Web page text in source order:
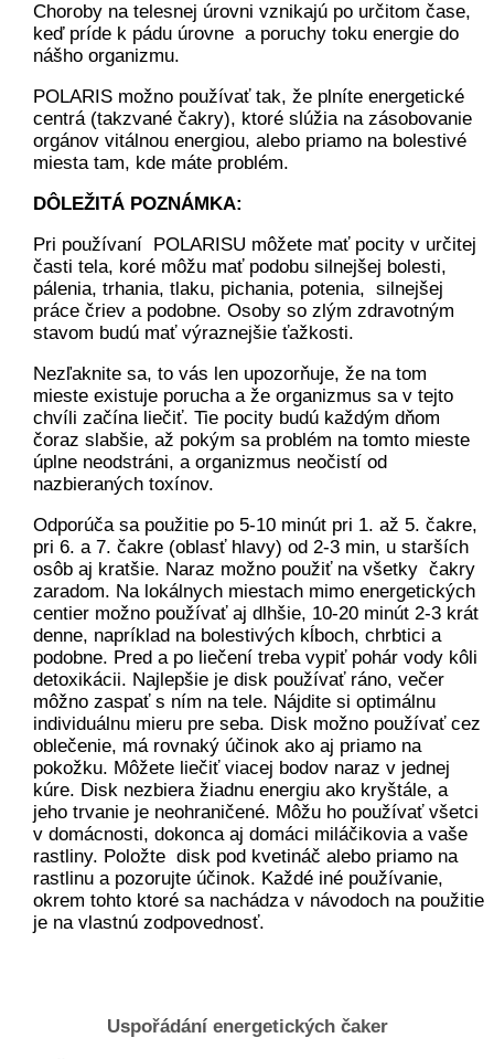
Choroby na telesnej úrovni vznikajú po určitom čase,
keď príde k pádu úrovne a poruchy toku energie do
nášho organizmu.
POLARIS možno používať tak, že plníte energetické
centrá (takzvané čakry), ktoré slúžia na zásobovanie
orgánov vitálnou energiou, alebo priamo na bolestivé
miesta tam, kde máte problém.
DÔLEŽITÁ POZNÁMKA:
Pri používaní POLARISU môžete mať pocity v určitej
časti tela, koré môžu mať podobu silnejšej bolesti,
pálenia, trhania, tlaku, pichania, potenia, silnejšej
práce čriev a podobne. Osoby so zlým zdravotným
stavom budú mať výraznejšie ťažkosti.
Nezľaknite sa, to vás len upozorňuje, že na tom
mieste existuje porucha a že organizmus sa v tejto
chvíli začína liečiť. Tie pocity budú každým dňom
čoraz slabšie, až pokým sa problém na tomto mieste
úplne neodstráni, a organizmus neočistí od
nazbieraných toxínov.
Odporúča sa použitie po 5-10 minút pri 1. až 5. čakre,
pri 6. a 7. čakre (oblasť hlavy) od 2-3 min, u starších
osôb aj kratšie. Naraz možno použiť na všetky čakry
zaradom. Na lokálnych miestach mimo energetických
centier možno používať aj dlhšie, 10-20 minút 2-3 krát
denne, napríklad na bolestivých kĺboch, chrbtici a
podobne. Pred a po liečení treba vypiť pohár vody kôli
detoxikácii. Najlepšie je disk používať ráno, večer
môžno zaspať s ním na tele. Nájdite si optimálnu
individuálnu mieru pre seba. Disk možno používať cez
oblečenie, má rovnaký účinok ako aj priamo na
pokožku. Môžete liečiť viacej bodov naraz v jednej
kúre. Disk nezbiera žiadnu energiu ako kryštále, a
jeho trvanie je neohraničené. Môžu ho používať všetci
v domácnosti, dokonca aj domáci miláčikovia a vaše
rastliny. Položte disk pod kvetináč alebo priamo na
rastlinu a pozorujte účinok. Každé iné používanie,
okrem tohto ktoré sa nachádza v návodoch na použitie
je na vlastnú zodpovednosť.
Uspořádání energetických čaker